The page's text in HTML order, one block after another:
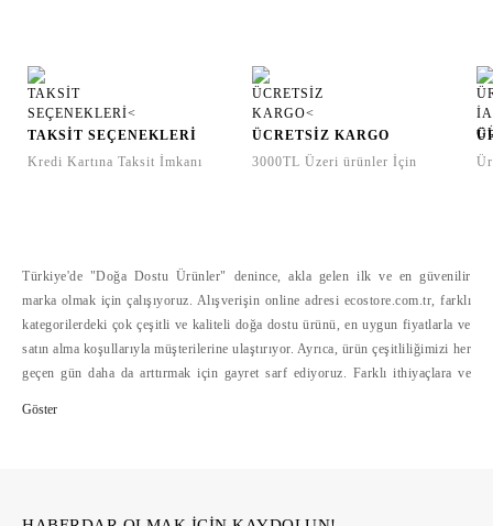
TAKSİT SEÇENEKLERİ
Kredi Kartına Taksit İmkanı
ÜCRETSİZ KARGO
3000TL Üzeri ürünler İçin
Türkiye'de "Doğa Dostu Ürünler" denince, akla gelen ilk ve en güvenilir
marka olmak için çalışıyoruz. Alışverişin online adresi ecostore.com.tr, farklı
kategorilerdeki çok çeşitli ve kaliteli doğa dostu ürünü, en uygun fiyatlarla ve
satın alma koşullarıyla müşterilerine ulaştırıyor. Ayrıca, ürün çeşitliliğimizi her
geçen gün daha da arttırmak için gayret sarf ediyoruz. Farklı ithiyaçlara ve